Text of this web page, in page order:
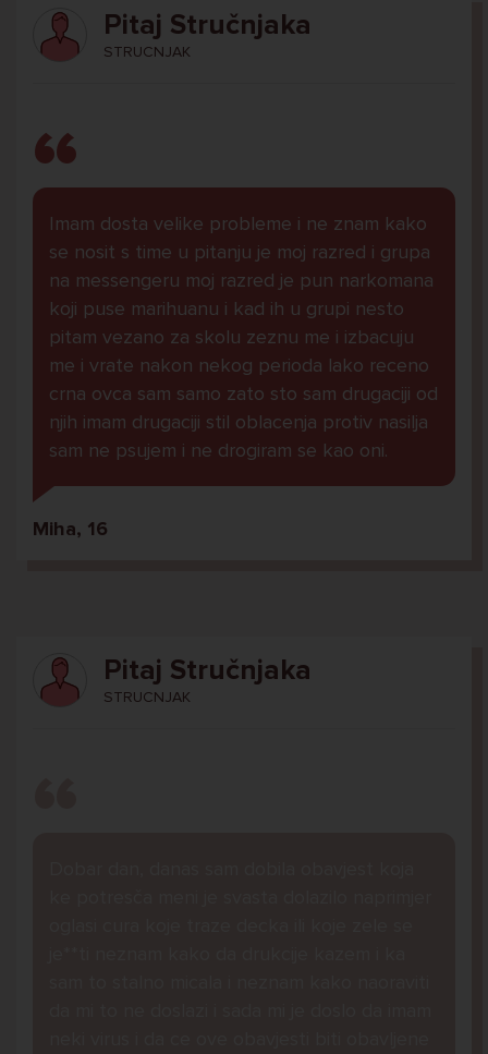
Pitaj Stručnjaka
STRUCNJAK
Imam dosta velike probleme i ne znam kako
se nosit s time u pitanju je moj razred i grupa
na messengeru moj razred je pun narkomana
koji puse marihuanu i kad ih u grupi nesto
pitam vezano za skolu zeznu me i izbacuju
me i vrate nakon nekog perioda lako receno
crna ovca sam samo zato sto sam drugaciji od
njih imam drugaciji stil oblacenja protiv nasilja
sam ne psujem i ne drogiram se kao oni.
Miha, 16
Pitaj Stručnjaka
STRUCNJAK